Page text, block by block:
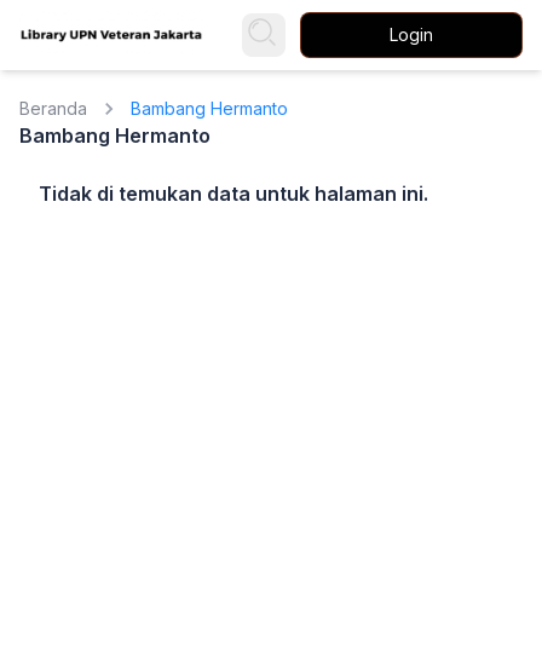
Login
Beranda Bambang Hermanto
Bambang Hermanto
Tidak di temukan data untuk halaman ini.